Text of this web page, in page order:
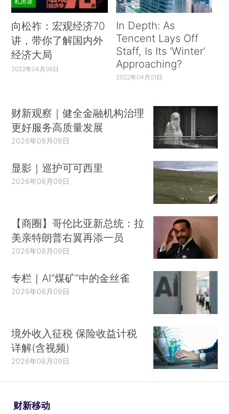
向松祚：宏观经济70
讲，带你了解国内外
经济大局
2022年04月06日
In Depth: As
Tencent Lays Off
Staff, Is Its ‘Winter’
Approaching?
2022年04月01日
财新观察｜健全金融机构治理
更好服务高质量发展
2026年08月08日
显影｜巡护可可西里
2026年08月09日
【商圈】哥伦比亚新总统：拉
美亲特朗普右翼再添一员
2026年08月09日
专栏｜AI“煤矿”中的金丝雀
2026年08月09日
境外收入征税 保险收益计税
详解(含视频)
2026年08月09日
财新移动